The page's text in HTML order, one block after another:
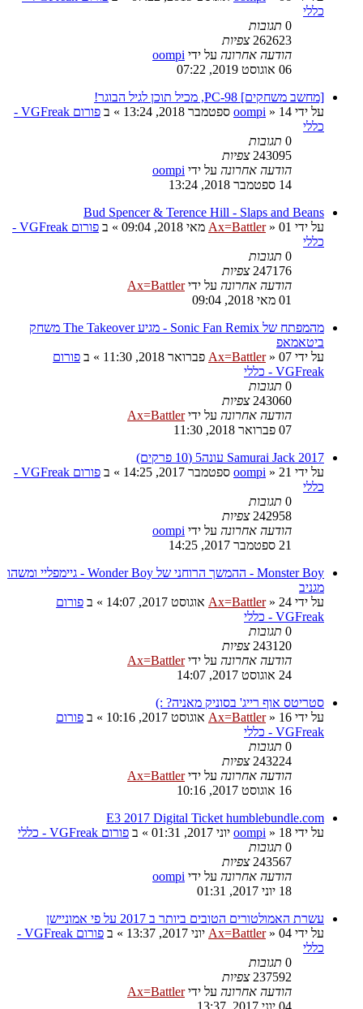
כללי
0 תגובות
262623 צפיות
הודעה אחרונה על ידי oompi
06 אוגוסט 2019, 07:22
[מחשב משחקים] PC-98, מכיל תוכן לגיל הבוגר!
על ידי
oompi » 14 ספטמבר 2018, 13:24 » ב
פורום VGFreak -
כללי
0 תגובות
243095 צפיות
הודעה אחרונה על ידי oompi
14 ספטמבר 2018, 13:24
Bud Spencer & Terence Hill - Slaps and Beans
על ידי
Ax=Battler» 01 מאי 2018, 09:04 » ב
פורום VGFreak -
כללי
0 תגובות
247176 צפיות
הודעה אחרונה על ידיAx=Battler
01 מאי 2018, 09:04
מהמפתח של Sonic Fan Remix - מגיע The Takeover משחק
ביטאמאפ
על ידי
Ax=Battler» 07 פברואר 2018, 11:30 » ב פורום
VGFreak - כללי
0 תגובות
243060 צפיות
הודעה אחרונה על ידיAx=Battler
07 פברואר 2018, 11:30
Samurai Jack 2017 עונה5 (10 פרקים)
על ידי
oompi » 21 ספטמבר 2017, 14:25 » ב
פורום VGFreak -
כללי
0 תגובות
242958 צפיות
הודעה אחרונה על ידי oompi
21 ספטמבר 2017, 14:25
Monster Boy - ההמשך הרוחני של Wonder Boy - גיימפליי ומשהו
מגניב
על ידי
Ax=Battler» 24 אוגוסט 2017, 14:07 » ב פורום
VGFreak - כללי
0 תגובות
243120 צפיות
הודעה אחרונה על ידיAx=Battler
24 אוגוסט 2017, 14:07
סטריטס אוף רייג' בסוניק מאניה? :)
על ידי
Ax=Battler» 16 אוגוסט 2017, 10:16 » ב פורום
VGFreak - כללי
0 תגובות
243224 צפיות
הודעה אחרונה על ידיAx=Battler
16 אוגוסט 2017, 10:16
E3 2017 Digital Ticket humblebundle.com
על ידי
oompi » 18 יוני 2017, 01:31 » ב פורום VGFreak - כללי
0 תגובות
243567 צפיות
הודעה אחרונה על ידי oompi
18 יוני 2017, 01:31
עשרת האמולטורים הטובים ביותר ב 2017 על פי אמוניישן
על ידי
Ax=Battler» 04 יוני 2017, 13:37 » ב
פורום VGFreak -
כללי
0 תגובות
237592 צפיות
הודעה אחרונה על ידיAx=Battler